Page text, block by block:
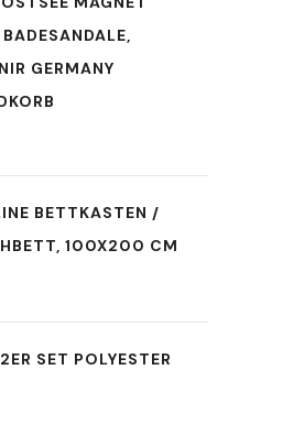
GERMANY
BETTKASTEN /
100X200 CM
SET POLYESTER